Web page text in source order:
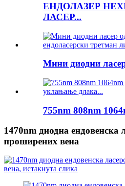
ЕНДОЛАЗЕР
ЛАСЕР...
Мини диодни
755nm 808nm
1470nm диодна ендовенска
проширених вена